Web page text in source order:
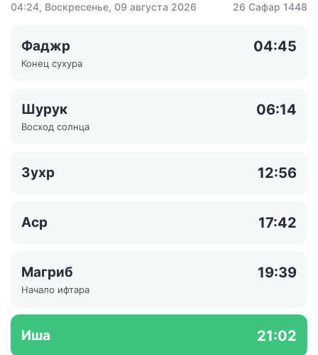
04:24, Воскресенье, 09 августа 2026 26 Сафар 1448
Фаджр 04:45
Конец сухура
Шурук 06:14
Восход солнца
Зухр 12:56
Аср 17:42
Магриб 19:39
Начало ифтара
Иша 21:02